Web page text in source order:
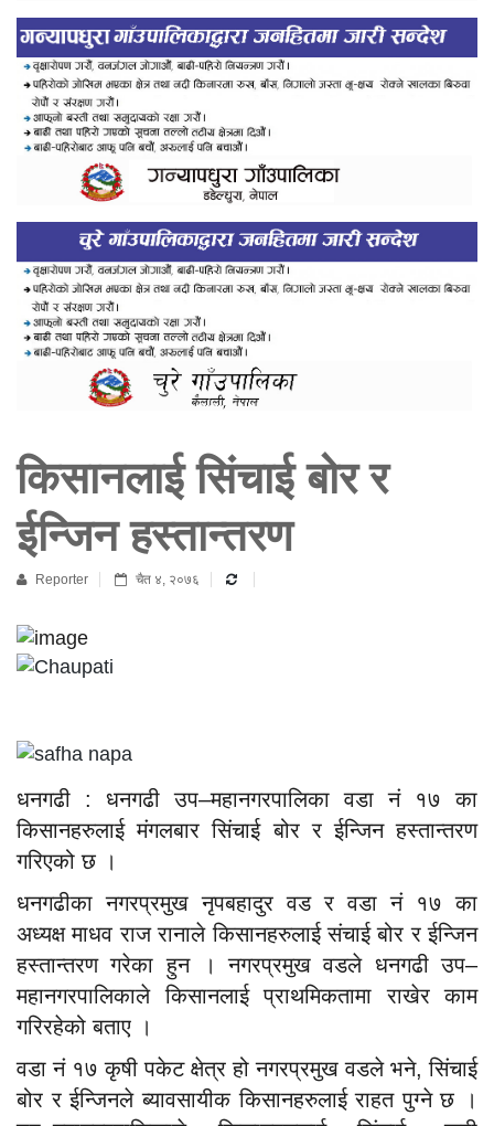
किसानलाई सिंचाई बोर र
ईन्जिन हस्तान्तरण
Reporter चैत ४, २०७६
धनगढी : धनगढी उप–महानगरपालिका वडा नं १७ का
किसानहरुलाई मंगलबार सिंचाई बोर र ईन्जिन हस्तान्तरण
गरिएको छ ।
धनगढीका नगरप्रमुख नृपबहादुर वड र वडा नं १७ का
अध्यक्ष माधव राज रानाले किसानहरुलाई संचाई बोर र ईन्जिन
हस्तान्तरण गरेका हुन । नगरप्रमुख वडले धनगढी उप–
महानगरपालिकाले किसानलाई प्राथमिकतामा राखेर काम
गरिरहेको बताए ।
वडा नं १७ कृषी पकेट क्षेत्र हो नगरप्रमुख वडले भने, सिंचाई
बोर र ईन्जिनले ब्यावसायीक किसानहरुलाई राहत पुग्ने छ ।